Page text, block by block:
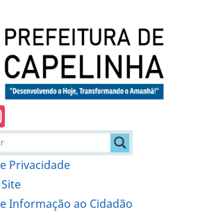
Privacidade
Informação ao Cidadão